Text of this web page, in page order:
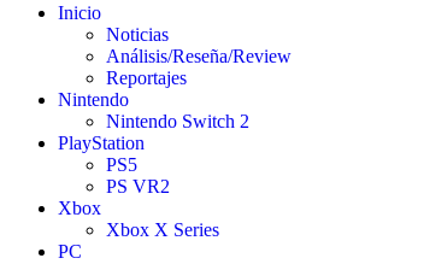
Inicio
Noticias
Análisis/Reseña/Review
Reportajes
Nintendo
Nintendo Switch 2
PlayStation
PS5
PS VR2
Xbox
Xbox X Series
PC